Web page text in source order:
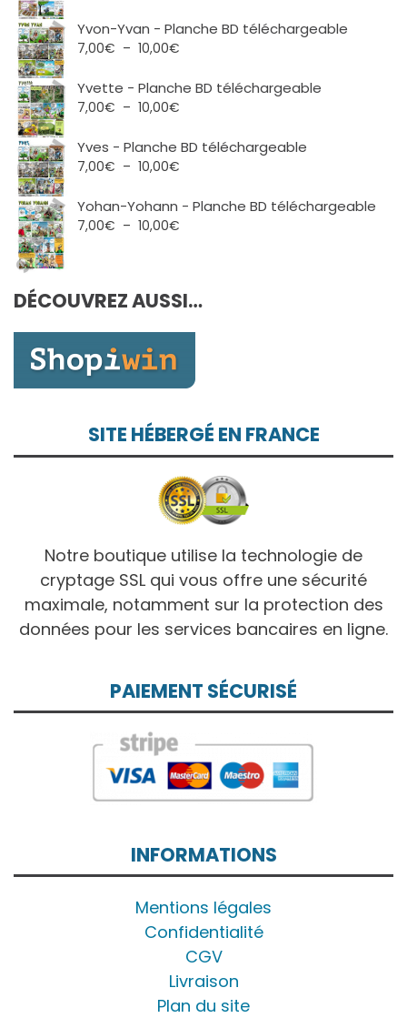
Yvon-Yvan - Planche BD téléchargeable
7,00€ – 10,00€
prix :
10,00€
Yvette - Planche BD téléchargeable
7,00€ – 10,00€
prix :
10,00€
Yves - Planche BD téléchargeable
7,00€ – 10,00€
prix :
Yohan-Yohann - Planche BD téléchargeable
7,00€ – 10,00€
à
DÉCOUVREZ AUSSI…
SITE HÉBERGÉ EN FRANCE
Notre boutique utilise la technologie de
cryptage SSL qui vous offre une sécurité
maximale, notamment sur la protection des
données pour les services bancaires en ligne.
PAIEMENT SÉCURISÉ
INFORMATIONS
Mentions légales
Confidentialité
CGV
Livraison
Plan du site